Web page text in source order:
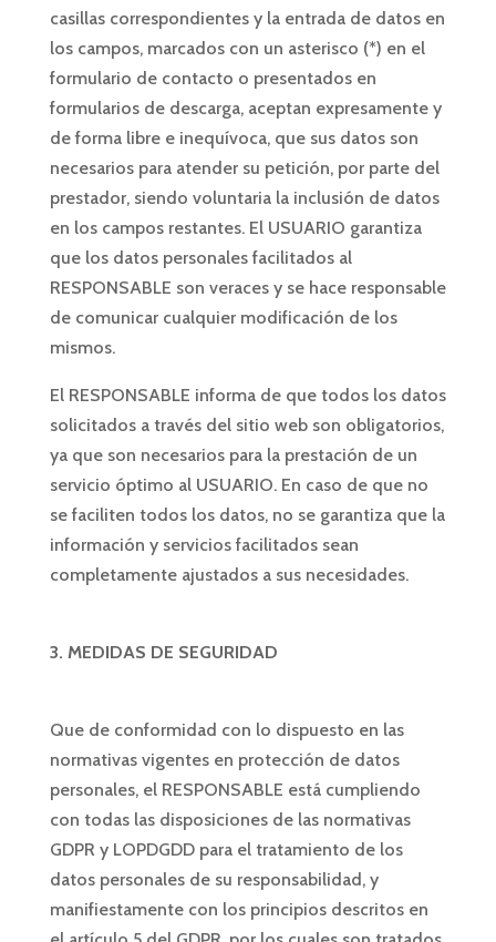
casillas correspondientes y la entrada de datos en
los campos, marcados con un asterisco (*) en el
formulario de contacto o presentados en
formularios de descarga, aceptan expresamente y
de forma libre e inequívoca, que sus datos son
necesarios para atender su petición, por parte del
prestador, siendo voluntaria la inclusión de datos
en los campos restantes. El USUARIO garantiza
que los datos personales facilitados al
RESPONSABLE son veraces y se hace responsable
de comunicar cualquier modificación de los
mismos.
El RESPONSABLE informa de que todos los datos
solicitados a través del sitio web son obligatorios,
ya que son necesarios para la prestación de un
servicio óptimo al USUARIO. En caso de que no
se faciliten todos los datos, no se garantiza que la
información y servicios facilitados sean
completamente ajustados a sus necesidades.
3. MEDIDAS DE SEGURIDAD
Que de conformidad con lo dispuesto en las
normativas vigentes en protección de datos
personales, el RESPONSABLE está cumpliendo
con todas las disposiciones de las normativas
GDPR y LOPDGDD para el tratamiento de los
datos personales de su responsabilidad, y
manifiestamente con los principios descritos en